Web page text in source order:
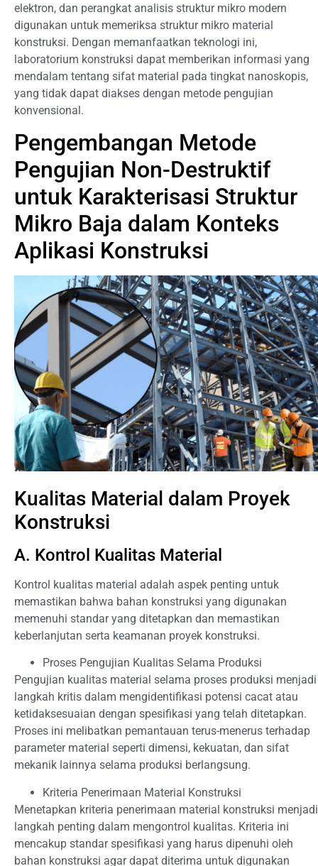
elektron, dan perangkat analisis struktur mikro modern
digunakan untuk memeriksa struktur mikro material
konstruksi. Dengan memanfaatkan teknologi ini,
laboratorium konstruksi dapat memberikan informasi yang
mendalam tentang sifat material pada tingkat nanoskopis,
yang tidak dapat diakses dengan metode pengujian
konvensional.
Pengembangan Metode
Pengujian Non-Destruktif
untuk Karakterisasi Struktur
Mikro Baja dalam Konteks
Aplikasi Konstruksi
Kualitas Material dalam Proyek
Konstruksi
A. Kontrol Kualitas Material
Kontrol kualitas material adalah aspek penting untuk
memastikan bahwa bahan konstruksi yang digunakan
memenuhi standar yang ditetapkan dan memastikan
keberlanjutan serta keamanan proyek konstruksi.
Proses Pengujian Kualitas Selama Produksi
Pengujian kualitas material selama proses produksi menjadi
langkah kritis dalam mengidentifikasi potensi cacat atau
ketidaksesuaian dengan spesifikasi yang telah ditetapkan.
Proses ini melibatkan pemantauan terus-menerus terhadap
parameter material seperti dimensi, kekuatan, dan sifat
mekanik lainnya selama produksi berlangsung.
Kriteria Penerimaan Material Konstruksi
Menetapkan kriteria penerimaan material konstruksi menjadi
langkah penting dalam mengontrol kualitas. Kriteria ini
mencakup standar spesifikasi yang harus dipenuhi oleh
bahan konstruksi agar dapat diterima untuk digunakan